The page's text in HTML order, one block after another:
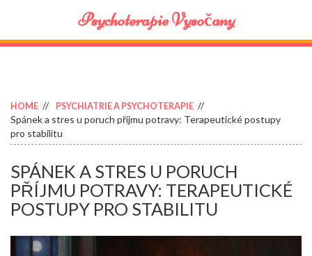
Psychoterapie Vysočany
HOME PSYCHIATRIE A PSYCHOTERAPIE
Spánek a stres u poruch příjmu potravy: Terapeutické postupy
pro stabilitu
SPÁNEK A STRES U PORUCH
PŘÍJMU POTRAVY: TERAPEUTICKÉ
POSTUPY PRO STABILITU